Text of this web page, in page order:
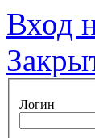
Вход
Логин